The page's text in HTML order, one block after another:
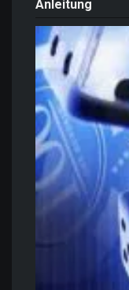
Anleitung